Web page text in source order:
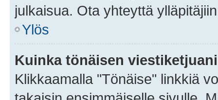
julkaisua. Ota yhteyttä
Ylös
Kuinka tönäisen
Klikkaamalla "Tönäise" linkkiä